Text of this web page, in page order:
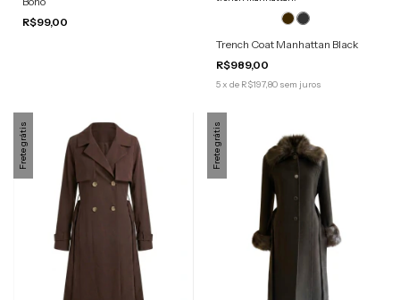
R$99,00
Trench Coat Manhattan Black
R$989,00
5x de R$197,80 sem juros
Frete grátis Frete grátis